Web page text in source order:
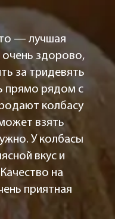
— лучшая
здорово,
за тридевять
прямо рядом с
колбасу
взять
У колбасы
вкус и
на
приятная